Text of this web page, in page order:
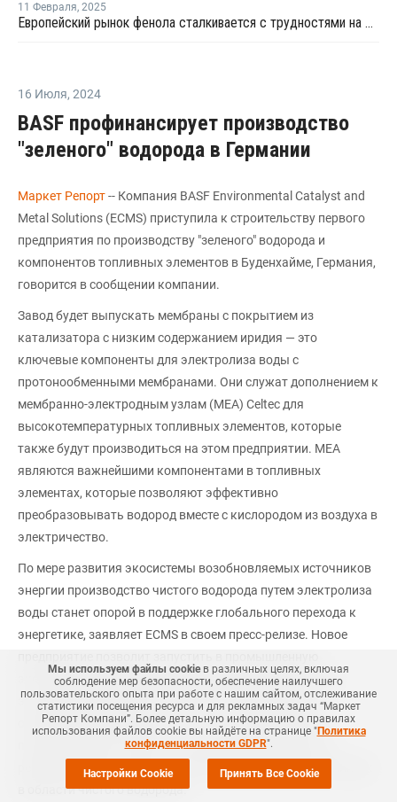
11 Февраля, 2025
Европейский рынок фенола сталкивается с трудностями на фоне слабого спроса и глобального переизбытка предложения
16 Июля, 2024
BASF профинансирует производство
"зеленого" водорода в Германии
Маркет Репорт-- Компания BASF Environmental Catalyst and
Metal Solutions (ECMS) приступила к строительству первого
предприятия по производству "зеленого" водорода и
компонентов топливных элементов в Буденхайме, Германия,
говорится в сообщении компании.
Завод будет выпускать мембраны с покрытием из
катализатора с низким содержанием иридия — это
ключевые компоненты для электролиза воды с
протонообменными мембранами. Они служат дополнением к
мембранно-электродным узлам (MEA) Celtec для
высокотемпературных топливных элементов, которые
также будут производиться на этом предприятии. MEA
являются важнейшими компонентами в топливных
элементах, которые позволяют эффективно
преобразовывать водород вместе с кислородом из воздуха в
электричество.
По мере развития экосистемы возобновляемых источников
энергии производство чистого водорода путем электролиза
воды станет опорой в поддержке глобального перехода к
энергетике, заявляет ECMS в своем пресс-релизе. Новое
эксплуатацию недавно разработанные мембраны для
электролиза мощностью в несколько гигаватт для
обслуживания мирового рынка. Это позволит ECMS
позиционировать себя как поставщика комплексных
решений полного цикла по целому ряду продуктовых линеек
в области чистого водорода.
Мы используем файлы cookieв различных целях, включая
соблюдение мер безопасности, обеспечение наилучшего
пользовательского опыта при работе с нашим сайтом, отслеживание
статистики посещения ресурса и для рекламных задач “Маркет
Репорт Компани”. Более детальную информацию о правилах
использования файлов cookie вы найдёте на странице "Политика
конфиденциальности GDPR".
Настройки Cookie Принять Все Cookie